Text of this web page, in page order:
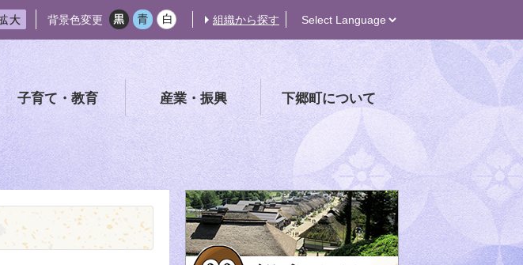
背景色変更 組織から探す
子育て・教育 産業・振興 下郷町について